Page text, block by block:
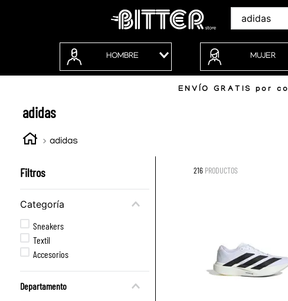
Buscar
HOMBRE MUJER
ENVÍO GRATIS por
adidas
adidas
Filtros
Categoría
Sneakers
Textil
Accesorios
Departamento
216 PRODUCTOS